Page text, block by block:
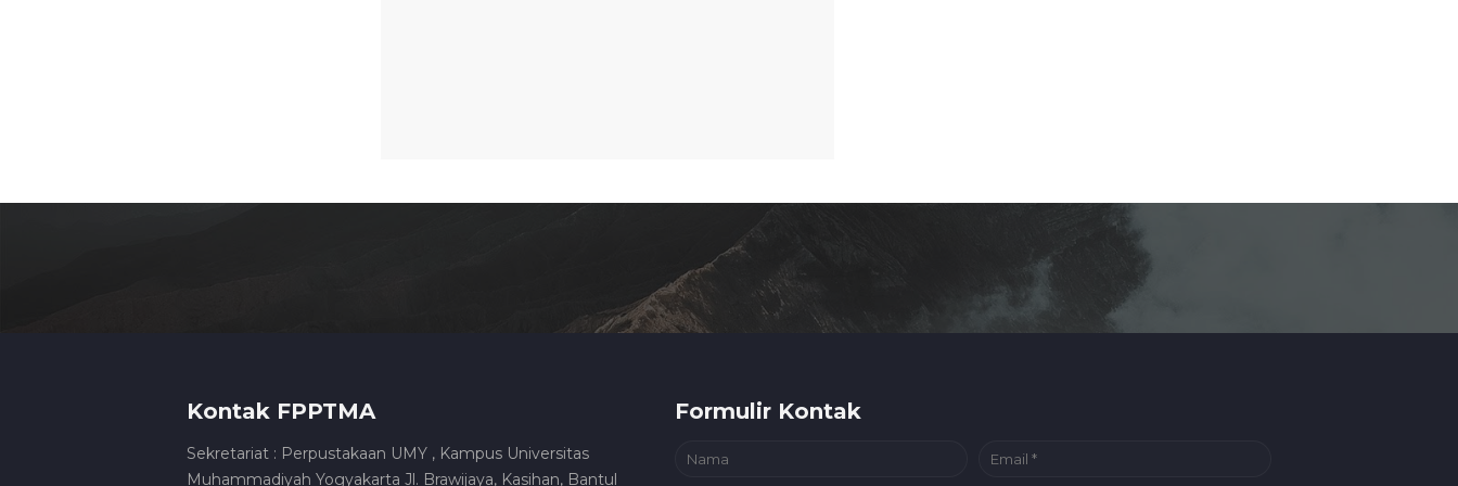
Kontak FPPTMA
Sekretariat : Perpustakaan UMY , Kampus Universitas
Muhammadiyah Yogyakarta Jl. Brawijaya, Kasihan, Bantul
Formulir Kontak